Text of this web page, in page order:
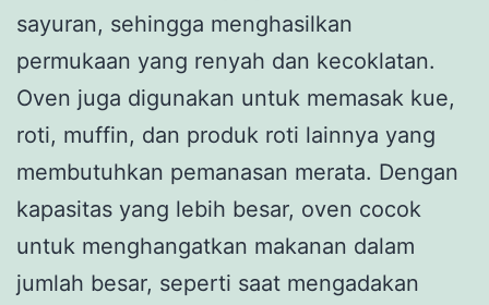
sayuran, sehingga menghasilkan
permukaan yang renyah dan kecoklatan.
Oven juga digunakan untuk memasak kue,
roti, muffin, dan produk roti lainnya yang
membutuhkan pemanasan merata. Dengan
kapasitas yang lebih besar, oven cocok
untuk menghangatkan makanan dalam
jumlah besar, seperti saat mengadakan